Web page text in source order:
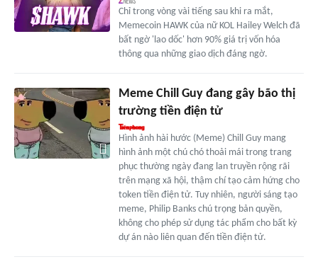
Chỉ trong vòng vài tiếng sau khi ra mắt,
Memecoin HAWK của nữ KOL Hailey Welch đã
bất ngờ 'lao dốc' hơn 90% giá trị vốn hóa
thông qua những giao dịch đáng ngờ.
Meme Chill Guy đang gây bão thị
trường tiền điện tử
Hình ảnh hài hước (Meme) Chill Guy mang
hình ảnh một chú chó thoải mái trong trang
phục thường ngày đang lan truyền rộng rãi
trên mạng xã hội, thậm chí tạo cảm hứng cho
token tiền điện tử. Tuy nhiên, người sáng tạo
meme, Philip Banks chú trọng bản quyền,
không cho phép sử dụng tác phẩm cho bất kỳ
dự án nào liên quan đến tiền điện tử.